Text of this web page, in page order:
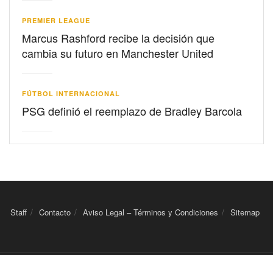
PREMIER LEAGUE
Marcus Rashford recibe la decisión que
cambia su futuro en Manchester United
FÚTBOL INTERNACIONAL
PSG definió el reemplazo de Bradley Barcola
Staff Contacto Aviso Legal – Términos y Condiciones Sitemap